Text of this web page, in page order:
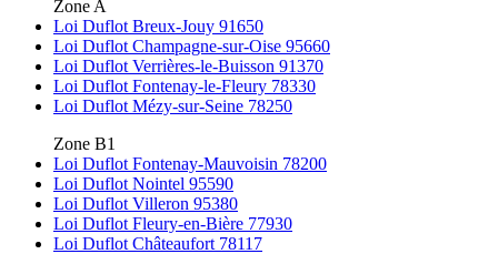
Zone A
Loi Duflot Breux-Jouy 91650
Loi Duflot Champagne-sur-Oise 95660
Loi Duflot Verrières-le-Buisson 91370
Loi Duflot Fontenay-le-Fleury 78330
Loi Duflot Mézy-sur-Seine 78250
Zone B1
Loi Duflot Fontenay-Mauvoisin 78200
Loi Duflot Nointel 95590
Loi Duflot Villeron 95380
Loi Duflot Fleury-en-Bière 77930
Loi Duflot Châteaufort 78117